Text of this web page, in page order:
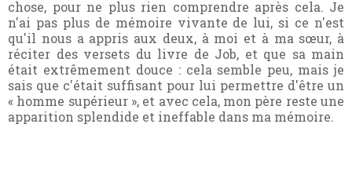
chose, pour ne plus rien comprendre après cela. Je
n'ai pas plus de mémoire vivante de lui, si ce n'est
qu'il nous a appris aux deux, à moi et à ma sœur, à
réciter des versets du livre de Job, et que sa main
était extrêmement douce : cela semble peu, mais je
sais que c'était suffisant pour lui permettre d'être un
« homme supérieur », et avec cela, mon père reste une
apparition splendide et ineffable dans ma mémoire.